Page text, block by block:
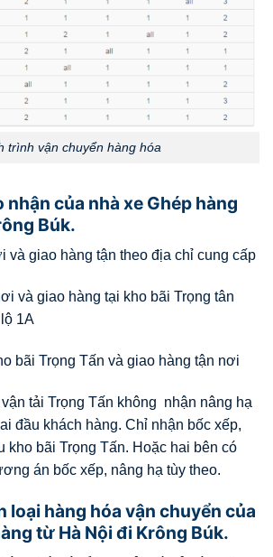
trình vận chuyển hàng hóa
của nhà xe Ghép hàng
Búk.
và giao hàng tận theo địa chỉ cung cấp
và giao hàng tại kho bãi Trọng tân
1A
bãi Trọng Tấn và giao hàng tận nơi
tải Trọng Tấn không nhận nâng hạ
đầu khách hàng. Chỉ nhận bốc xếp,
kho bãi Trọng Tấn. Hoặc hai bên có
án bốc xếp, nâng hạ tùy theo.
loại hàng hóa vận chuyển của
từ Hà Nội đi Krông Búk.